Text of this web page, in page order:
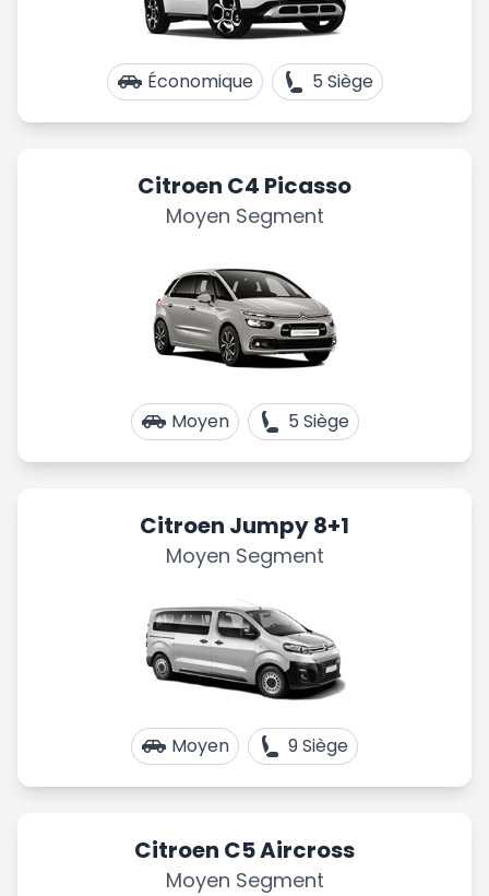
Économique 5 Siège
Citroen C4 Picasso
Moyen Segment
Moyen 5 Siège
Citroen Jumpy 8+1
Moyen Segment
Moyen 9 Siège
Citroen C5 Aircross
Moyen Segment